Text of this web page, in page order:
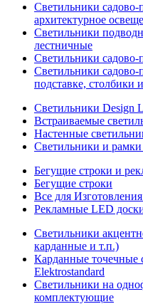
Светильники
архитектурное
Светильники
лестничные
Светильники
Светильники
подставке, столбики
Светильники Design
Встраиваемые
Настенные
Светильники и
Бегущие строки и
Бегущие строки
Все для
Рекламные LED
Светильники
карданные и т.п.)
Карданные точечные
Elektrostandard
Светильники на
комплектующие